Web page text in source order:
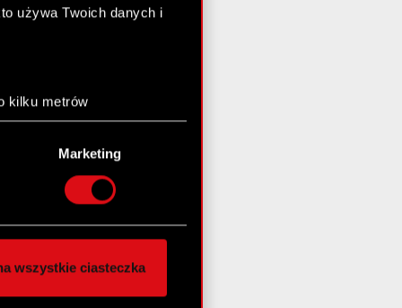
używa Twoich danych i
kilku metrów
(fingerprinting,
preferencje w
chwili.
i
innymi danymi
z naszej witryny,
Marketing
wszystkie ciasteczka